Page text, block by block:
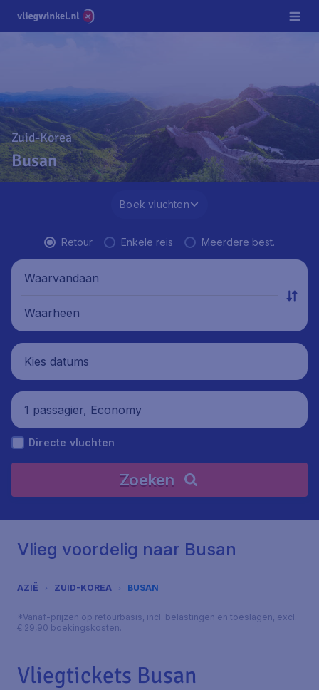
Zuid-Korea
Busan
Boek vluchten
Retour Enkele reis Meerdere best.
Waarvandaan
Waarheen
Kies datums
1 passagier, Economy
Directe vluchten
Zoeken
Vlieg voordelig naar Busan
AZIË ZUID-KOREA BUSAN
*Vanaf-prijzen op retourbasis, incl. belastingen en toeslagen, excl.
€ 29,90 boekingskosten.
Vliegtickets Busan